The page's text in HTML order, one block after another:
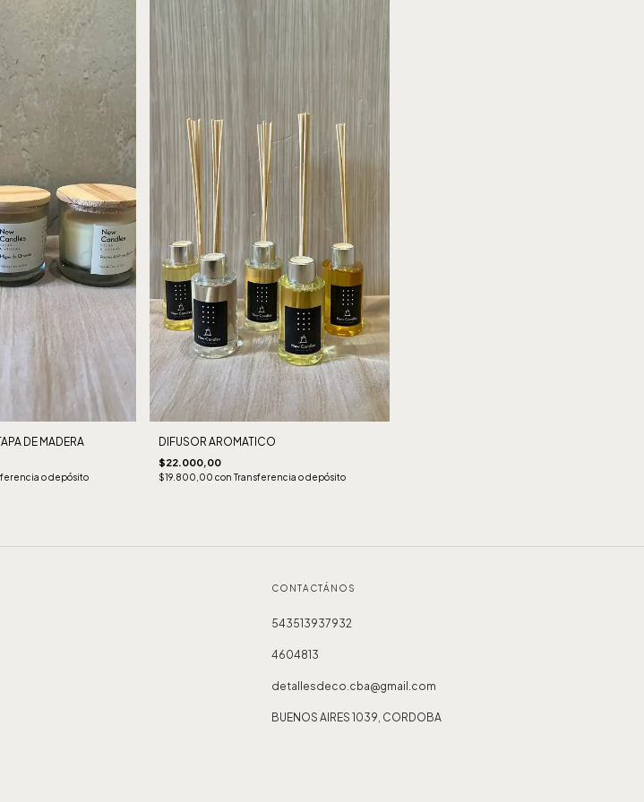
DE MADERA
o depósito
DIFUSOR AROMATICO
$22.000,00
$19.800,00 con Transferencia o depósito
CONTACTÁNOS
543513937932
4604813
detallesdeco.cba@gmail.com
BUENOS AIRES 1039, CORDOBA